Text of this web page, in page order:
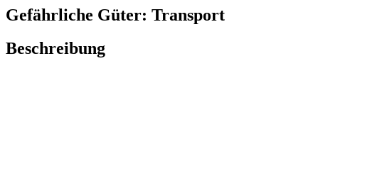
Gefährliche Güter: Transport
Beschreibung